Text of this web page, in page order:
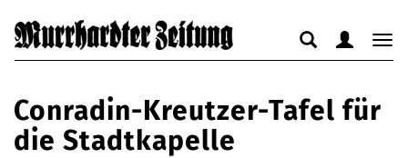
anzeigen
verbergen
Suche
anzeigen
verbergen
Conradin-Kreutzer-Tafel für
die Stadtkapelle